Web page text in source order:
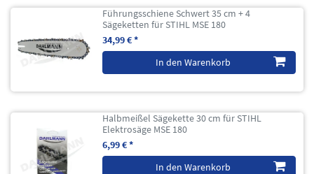
Führungsschiene Schwert 35 cm + 4
Sägeketten für STIHL MSE 180
34,99 € *
In den Warenkorb
Halbmeißel Sägekette 30 cm für STIHL
Elektrosäge MSE 180
6,99 € *
In den Warenkorb